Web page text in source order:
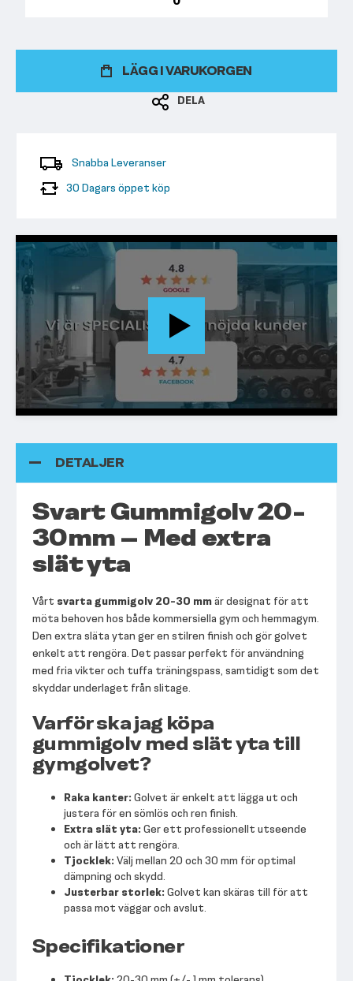
LÄGG I VARUKORGEN
DELA
Snabba Leveranser
30 Dagars öppet köp
DETALJER
Svart Gummigolv 20-
30mm – Med extra
slät yta
Vårt svarta gummigolv 20-30 mmär designat för att
möta behoven hos både kommersiella gym och hemmagym.
Den extra släta ytan ger en stilren finish och gör golvet
enkelt att rengöra. Det passar perfekt för användning
med fria vikter och tuffa träningspass, samtidigt som det
skyddar underlaget från slitage.
Varför ska jag köpa
gummigolv med slät yta till
gymgolvet?
Raka kanter: Golvet är enkelt att lägga ut och
justera för en sömlös och ren finish.
Extra slät yta: Ger ett professionellt utseende
och är lätt att rengöra.
Tjocklek: Välj mellan 20 och 30 mm för optimal
dämpning och skydd.
Justerbar storlek: Golvet kan skäras till för att
passa mot väggar och avslut.
Specifikationer